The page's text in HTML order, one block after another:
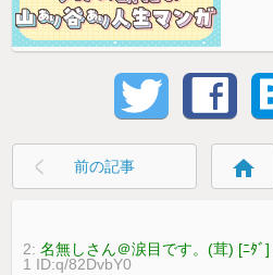
前の記事 home
2:名無しさん＠涙目です。(茸) [ﾆﾀﾞ]
1 ID:q/82DvbY0